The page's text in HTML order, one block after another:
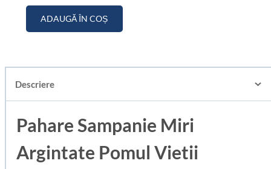
ADAUGĂ ÎN COȘ
Descriere
Pahare Sampanie Miri
Argintate Pomul Vietii